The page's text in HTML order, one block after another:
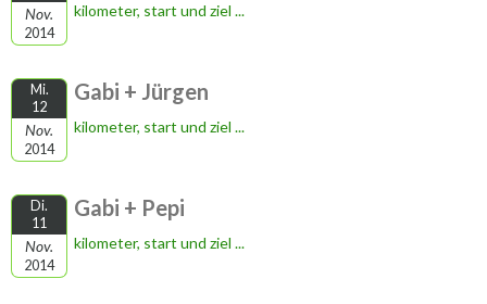
Nov.
2014
kilometer, start und ziel ...
Mi.
12
Nov.
2014
Gabi + Jürgen
kilometer, start und ziel ...
Di.
11
Nov.
2014
Gabi + Pepi
kilometer, start und ziel ...